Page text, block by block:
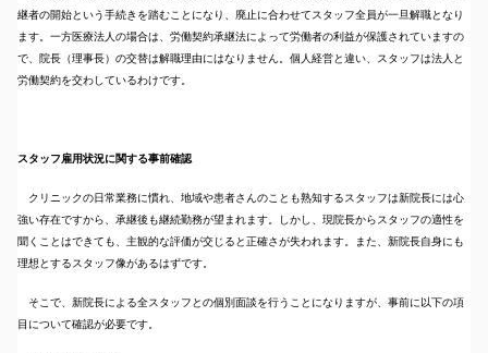
継者の開始という手続きを踏むことになり、廃止に合わせてスタッフ全員が一旦解職となり
ます。一方医療法人の場合は、労働契約承継法によって労働者の利益が保護されていますの
で、院長（理事長）の交替は解職理由にはなりません。個人経営と違い、スタッフは法人と
労働契約を交わしているわけです。
スタッフ雇用状況に関する事前確認
クリニックの日常業務に慣れ、地域や患者さんのことも熟知するスタッフは新院長には心
強い存在ですから、承継後も継続勤務が望まれます。しかし、現院長からスタッフの適性を
聞くことはできても、主観的な評価が交じると正確さが失われます。また、新院長自身にも
理想とするスタッフ像があるはずです。
そこで、新院長による全スタッフとの個別面談を行うことになりますが、事前に以下の項
目について確認が必要です。